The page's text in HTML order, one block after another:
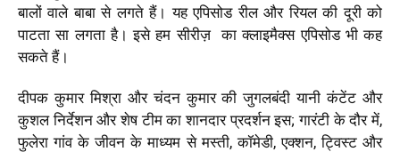
बालों वाले बाबा से लगते हैं। यह एपिसोड रील और रियल की दूरी को
पाटता सा लगता है। इसे हम सीरीज़
का क्लाइमैक्स एपिसोड भी कह
सकते हैं।
दीपक कुमार मिश्रा और चंदन कुमार की जुगलबंदी यानी कंटेंट और
कुशल निर्देशन और शेष टीम का शानदार प्रदर्शन इस; गारंटी के दौर में,
फुलेरा गांव के जीवन के माध्यम से मस्ती, कॉमेडी, एक्शन, ट्विस्ट और